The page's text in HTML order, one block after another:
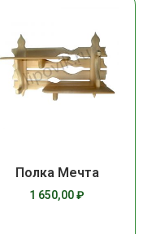
Полка Мечта
1 650,00₽